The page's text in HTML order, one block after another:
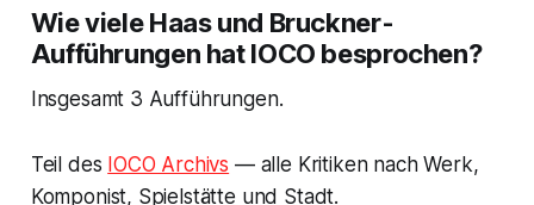
Wie viele Haas und Bruckner-
Aufführungen hat IOCO besprochen?
Insgesamt 3 Aufführungen.
Teil des IOCO Archivs — alle Kritiken nach Werk,
Komponist, Spielstätte und Stadt.